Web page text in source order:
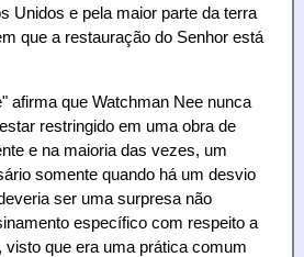
Unidos e pela maior parte da terra
que a restauração do Senhor está
afirma que Watchman Nee nunca
restringido em uma obra de
e na maioria das vezes, um
somente quando há um desvio
ser uma surpresa não
específico com respeito a
visto que era uma prática comum